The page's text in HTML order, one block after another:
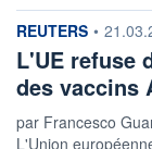
information fournie
REUTERS •
L'UE refuse
des vaccins
par Francesco
L'Union